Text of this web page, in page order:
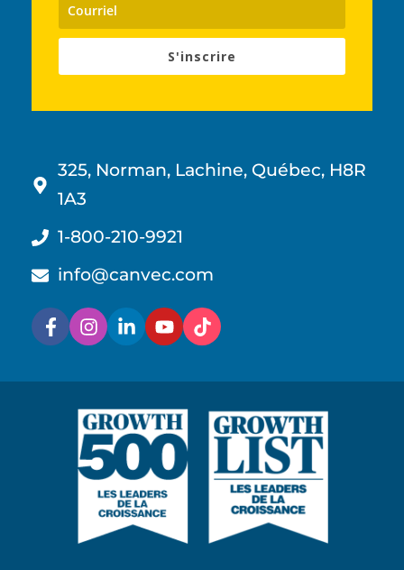
S'inscrire
325, Norman, Lachine, Québec, H8R
1A3
1-800-210-9921
info@canvec.com